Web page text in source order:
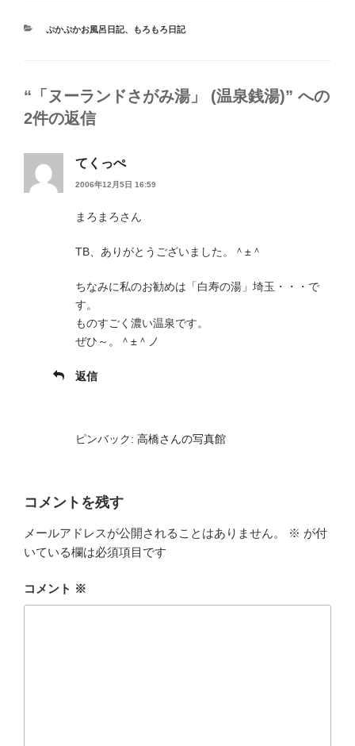
カ
ぷかぷかお風呂日記、 もろもろ日記
“「ヌーランドさがみ湯」 (温泉銭湯)” への
2件の返信
てくっぺ
2006年12月5日 16:59
まろまろさん
TB、ありがとうございました。＾±＾
ちなみに私のお勧めは「白寿の湯」埼玉・・・で
す。
ものすごく濃い温泉です。
ぜひ～。＾±＾ノ
返信
ピンバック: 高橋さんの写真館
コメントを残す
メールアドレスが公開されることはありません。 ※ が付
いている欄は必須項目です
コメント ※